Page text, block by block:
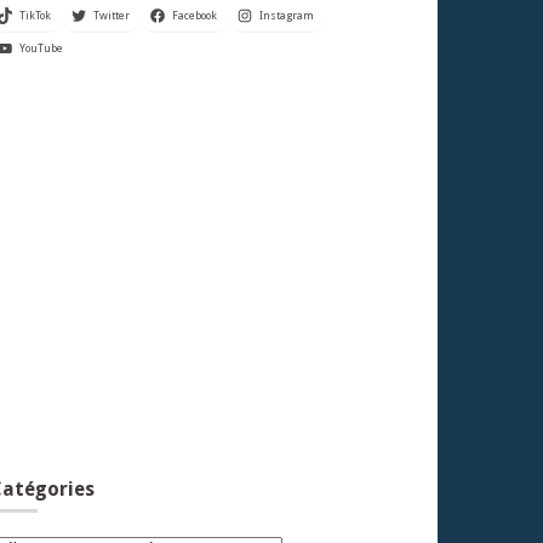
TikTok Twitter Facebook Instagram
YouTube